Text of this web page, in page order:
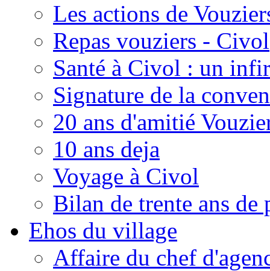
Les actions de
Repas vouziers - Civol
Santé à Civol : un
Signature de la
20 ans d'amitié
10 ans deja
Voyage à Civol
Bilan de trente ans
Ehos du village
Affaire du chef